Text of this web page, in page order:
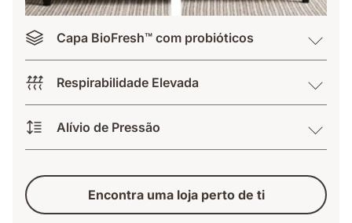
Capa BioFresh™ com probióticos
Respirabilidade Elevada
Alívio de Pressão
Encontra uma loja perto de ti